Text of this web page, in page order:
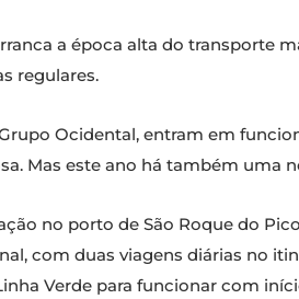
a época alta do transporte
regulares.
Ocidental, entram em
Mas este ano há também uma
no porto de São Roque do
com duas viagens diárias no
Verde para funcionar com